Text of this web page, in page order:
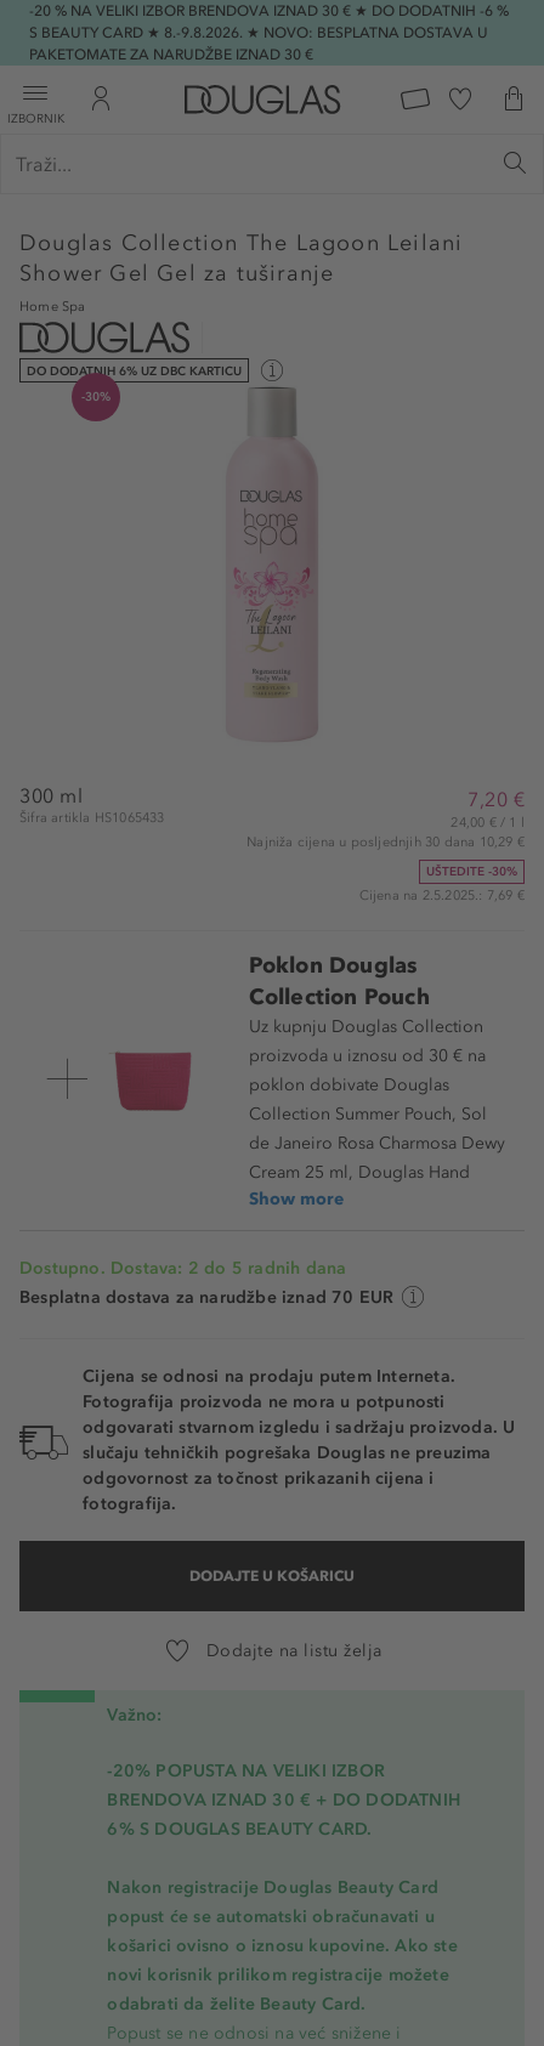
-20 % NA VELIKI IZBOR BRENDOVA IZNAD 30 € ★ DO DODATNIH -6 %
S BEAUTY CARD ★ 8.-9.8.2026. ★ NOVO: BESPLATNA DOSTAVA U
PAKETOMATE ZA NARUDŽBE IZNAD 30 €
IZBORNIK
Douglas Collection The Lagoon Leilani
Shower Gel Gel za tuširanje
Home Spa
DO DODATNIH 6% UZ DBC KARTICU
-30%
300 ml
Šifra artikla HS1065433
7,20 €
24,00 € / 1 l
Najniža cijena u posljednjih 30 dana 10,29 €
UŠTEDITE -30%
Cijena na 2.5.2025.: 7,69 €
Poklon Douglas
Collection Pouch
Uz kupnju Douglas Collection
proizvoda u iznosu od 30 € na
poklon dobivate Douglas
Collection Summer Pouch, Sol
de Janeiro Rosa Charmosa Dewy
Cream 25 ml, Douglas Hand
Show more
Dostupno. Dostava: 2 do 5 radnih dana
Besplatna dostava za narudžbe iznad 70 EUR
Cijena se odnosi na prodaju putem Interneta.
Fotografija proizvoda ne mora u potpunosti
odgovarati stvarnom izgledu i sadržaju proizvoda. U
slučaju tehničkih pogrešaka Douglas ne preuzima
odgovornost za točnost prikazanih cijena i
fotografija.
DODAJTE U KOŠARICU
Dodajte na listu želja
Važno:
-20% POPUSTA NA VELIKI IZBOR
BRENDOVA IZNAD 30 € + DO DODATNIH
6% S DOUGLAS BEAUTY CARD.
Nakon registracije Douglas Beauty Card
popust će se automatski obračunavati u
košarici ovisno o iznosu kupovine. Ako ste
novi korisnik prilikom registracije možete
odabrati da želite Beauty Card.
Popust se ne odnosi na već snižene i